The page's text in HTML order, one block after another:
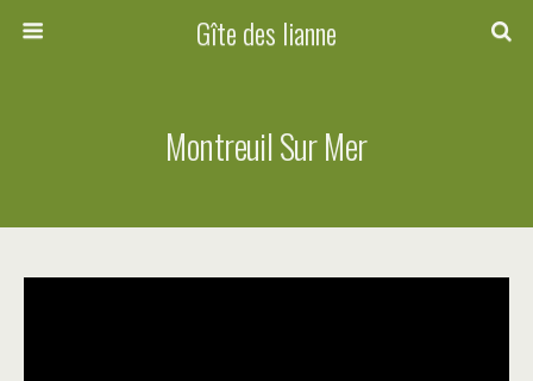
Gîte des lianne
Montreuil Sur Mer